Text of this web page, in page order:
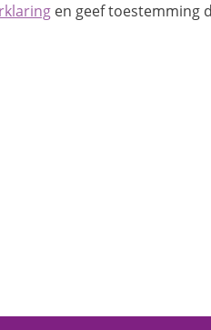
en geef toestemming